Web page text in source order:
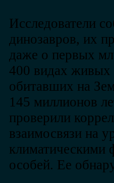
Исследователи
динозавров, их
даже о первых
400 видах
обитавших на
145 миллионов
проверили
взаимосвязи на
климатическими
особей. Ее